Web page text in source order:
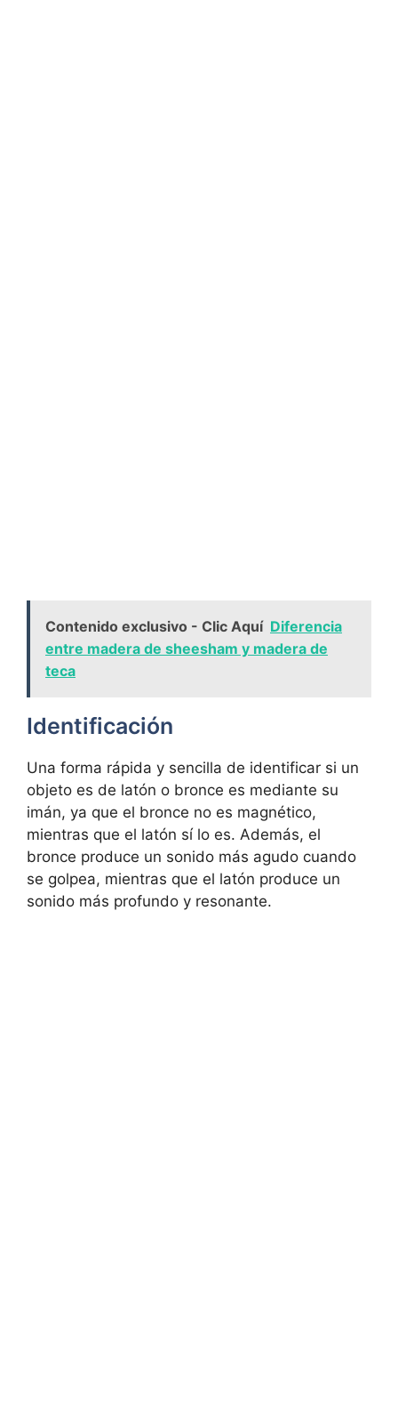
Contenido exclusivo - Clic Aquí Diferencia
entre madera de sheesham y madera de
teca
Identificación
Una forma rápida y sencilla de identificar si un
objeto es de latón o bronce es mediante su
imán, ya que el bronce no es magnético,
mientras que el latón sí lo es. Además, el
bronce produce un sonido más agudo cuando
se golpea, mientras que el latón produce un
sonido más profundo y resonante.